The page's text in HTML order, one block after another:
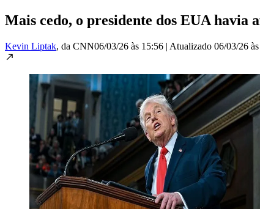
Mais cedo, o presidente dos EUA havia
Kevin Liptak, da CNN06/03/26 às 15:56 | Atualizado 06/03/26